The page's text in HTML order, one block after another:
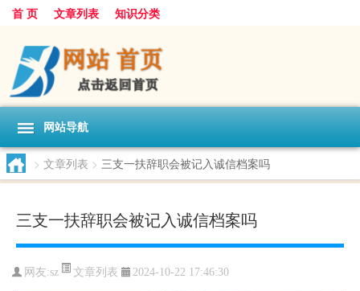
首 页 文章列表 知识分类
网站导航
> 文章列表 > 三支一扶辞职会被记入诚信档案吗
三支一扶辞职会被记入诚信档案吗
网友:sz 文章列表 2024-10-22 17:46:30